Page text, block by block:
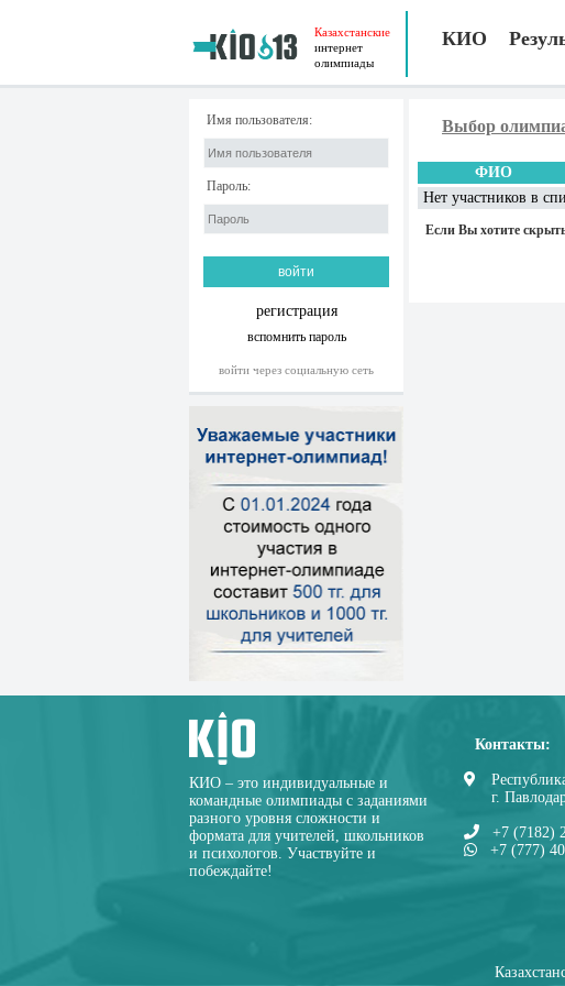
Казахстанские
интернет
олимпиады
КИО
Имя пользователя:
Пароль:
регистрация
вспомнить пароль
войти через социальную сеть
Выбор
ФИО
Нет участников в
Если Вы хотите
КИО – это индивидуальные и
командные олимпиады с заданиями
разного уровня сложности и
формата для учителей, школьников
и психологов. Участвуйте и
побеждайте!
Контакты:
г.
+7 (7182)
+7 (777)